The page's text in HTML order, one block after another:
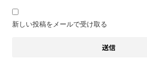
新しい投稿をメールで受け取る